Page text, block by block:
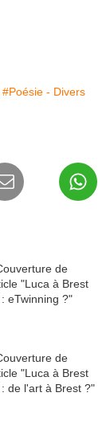
#Poésie - Divers